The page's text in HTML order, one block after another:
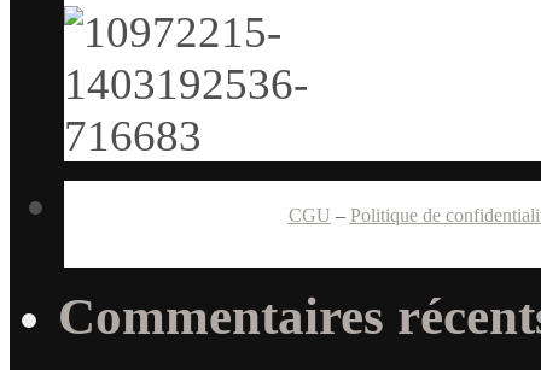
CGU – Politique de
Commentaires